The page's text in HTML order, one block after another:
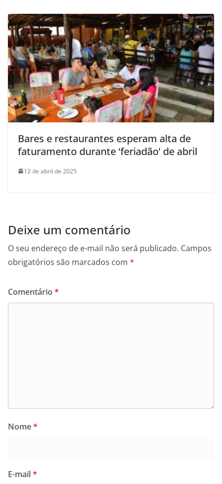
Bares e restaurantes esperam alta de
faturamento durante ‘feriadão’ de abril
12 de abril de 2025
Deixe um comentário
O seu endereço de e-mail não será publicado. Campos
obrigatórios são marcados com *
Comentário *
Nome*
E-mail*